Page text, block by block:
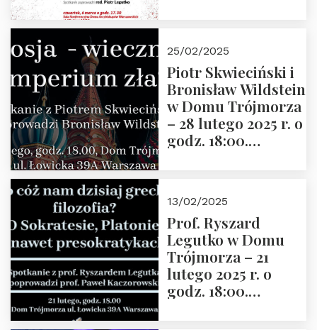
2025 r. godz. 17:30,
DAW ul. Miodowa
17/19
25/02/2025
Piotr Skwieciński i
Bronisław Wildstein
w Domu Trójmorza
– 28 lutego 2025 r. o
godz. 18:00.
13/02/2025
Prof. Ryszard
Legutko w Domu
Trójmorza – 21
lutego 2025 r. o
godz. 18:00.